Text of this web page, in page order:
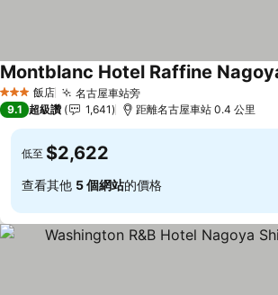
3 星級 飯店 名古屋車站旁查看價格
Montblanc Hotel Raffine
9.1 超級讚 1,641 距離名古屋車站 0.4 公里
低至 $2,622
查看其他 5 個網站的價格